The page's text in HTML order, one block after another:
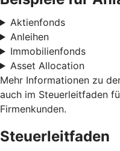
Aktienfonds
Anleihen
Immobilienfonds
Asset Allocation
Mehr Informationen zu
auch im Steuerleitfaden
Firmenkunden.
Steuerleitfaden